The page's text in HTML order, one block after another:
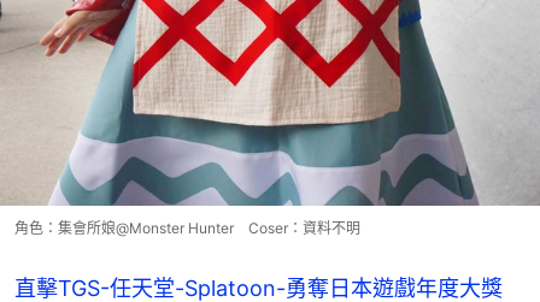
角色：集會所娘@Monster Hunter Coser：資料不明
直擊TGS-任天堂-Splatoon-勇奪日本遊戲年度大獎